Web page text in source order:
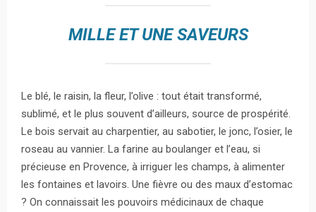
MILLE ET UNE SAVEURS
Le blé, le raisin, la fleur, l’olive : tout était transformé,
sublimé, et le plus souvent d’ailleurs, source de prospérité.
Le bois servait au charpentier, au sabotier, le jonc, l’osier, le
roseau au vannier. La farine au boulanger et l’eau, si
précieuse en Provence, à irriguer les champs, à alimenter
les fontaines et lavoirs. Une fièvre ou des maux d’estomac
? On connaissait les pouvoirs médicinaux de chaque